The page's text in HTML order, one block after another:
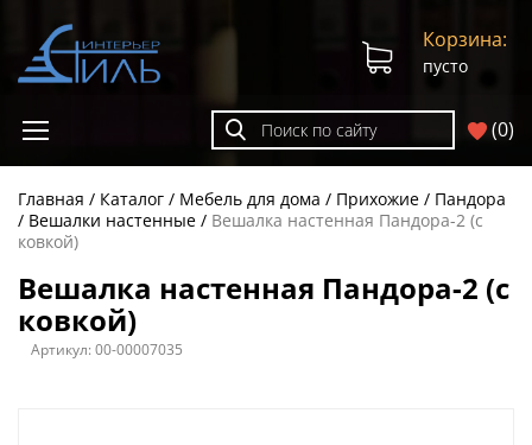
(0)
Корзина:
пусто
Главная Каталог Мебель для дома Прихожие
Пандора
Вешалки настенные
Вешалка настенная Пандора-2 (с
ковкой)
Вешалка настенная Пандора-2 (с
ковкой)
Артикул:00-00007035